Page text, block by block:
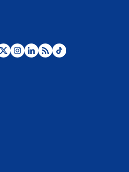
¿Por qué De la Espriella gobernará